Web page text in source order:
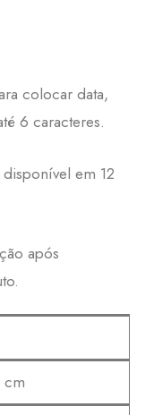
colocar data,
6 caracteres.
em 12
após